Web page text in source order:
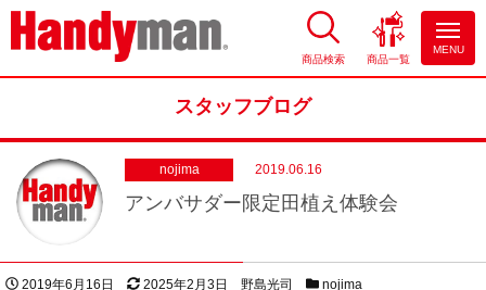
お風呂やキッチンのリフォーム
商品検索 商品一覧
MENU
スタッフブログ
nojima 2019.06.16
アンバサダー限定田植え体験会
投稿日
2019年6月16日 更新日
2025年2月3日 著者
野島光司 スタッフブログカテゴリー
nojima